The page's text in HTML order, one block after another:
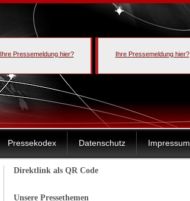
Ihre Pressemeldung hier? Ihre Pressemeldung hier?
Pressekodex Datenschutz Impressum
Direktlink als QR Code
Unsere Pressethemen